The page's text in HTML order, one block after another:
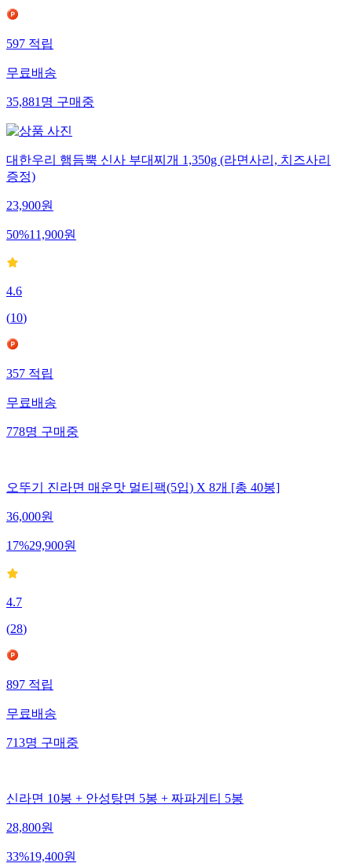
597 적립
무료배송
35,881 명 구매중
대한우리 햄듬뿍 신사 부대찌개 1,350g (라면사리, 치즈사리
증정)
23,900원
50%11,900원
4.6
(10)
357 적립
무료배송
778명 구매중
오뚜기 진라면 매운맛 멀티팩(5입) X 8개 [총 40봉]
36,000원
17%29,900원
4.7
(28)
897 적립
무료배송
713명 구매중
신라면 10봉 + 안성탕면 5봉 + 짜파게티 5봉
28,800원
33%19,400원